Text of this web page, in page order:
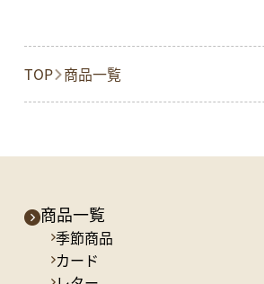
TOP 商品一覧
商品一覧
季節商品
カード